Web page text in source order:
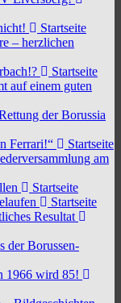
Startseite
– herzlichen
Startseite
auf einem guten
der Borussia
Ferrari!“
Startseite
am
Startseite
Startseite
Resultat
der Borussen-
1966 wird 85!